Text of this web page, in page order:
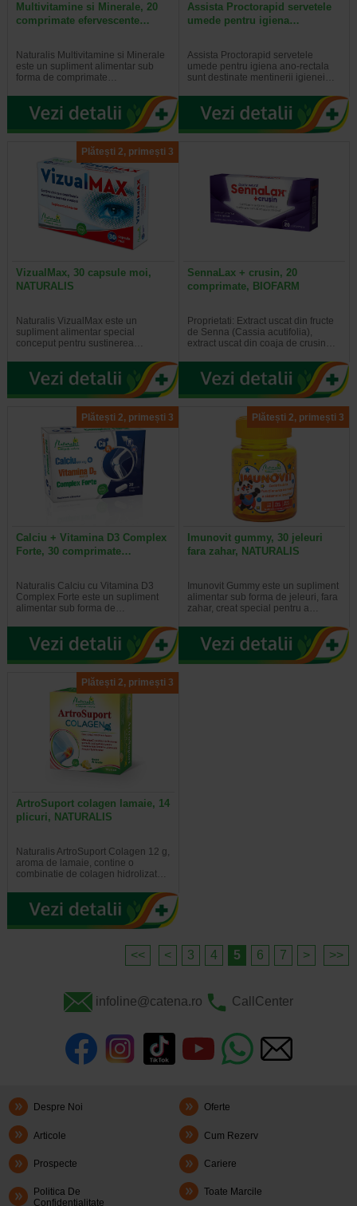
Multivitamine si Minerale, 20
comprimate efervescente…
Naturalis Multivitamine si Minerale
este un supliment alimentar sub
forma de comprimate…
Assista Proctorapid servetele
umede pentru igiena…
Assista Proctorapid servetele
umede pentru igiena ano-rectala
sunt destinate mentinerii igienei…
Plătești 2, primești 3
VizualMax, 30 capsule moi,
NATURALIS
Naturalis VizualMax este un
supliment alimentar special
conceput pentru sustinerea…
SennaLax + crusin, 20
comprimate, BIOFARM
Proprietati: Extract uscat din fructe
de Senna (Cassia acutifolia),
extract uscat din coaja de crusin…
Plătești 2, primești 3
Calciu + Vitamina D3 Complex
Forte, 30 comprimate…
Naturalis Calciu cu Vitamina D3
Complex Forte este un supliment
alimentar sub forma de…
Plătești 2, primești 3
Imunovit gummy, 30 jeleuri
fara zahar, NATURALIS
Imunovit Gummy este un supliment
alimentar sub forma de jeleuri, fara
zahar, creat special pentru a…
Plătești 2, primești 3
ArtroSuport colagen lamaie, 14
plicuri, NATURALIS
Naturalis ArtroSuport Colagen 12 g,
aroma de lamaie, contine o
combinatie de colagen hidrolizat…
<< < 3 4 5 6 7 > >>
infoline@catena.ro CallCenter
Despre Noi Oferte
Articole Cum Rezerv
Prospecte Cariere
Politica De
Confidentialitate
Toate Marcile